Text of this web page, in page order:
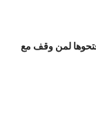
لمن وقف مع